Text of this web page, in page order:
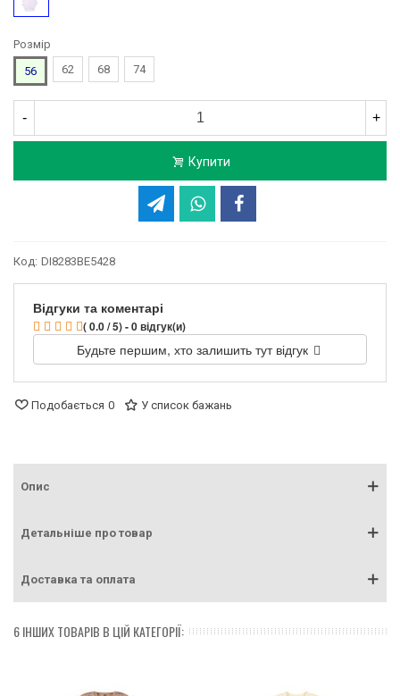
Розмір
56
62 68 74
- +
Купити
Код: DI8283BE5428
Відгуки та коментарі
( 0.0 / 5) - 0 відгук(и)
Будьте першим, хто залишить тут відгук
Подобається 0 У список бажань
Опис
Детальніше про товар
Доставка та оплата
6 ІНШИХ ТОВАРІВ В ЦІЙ КАТЕГОРІЇ: